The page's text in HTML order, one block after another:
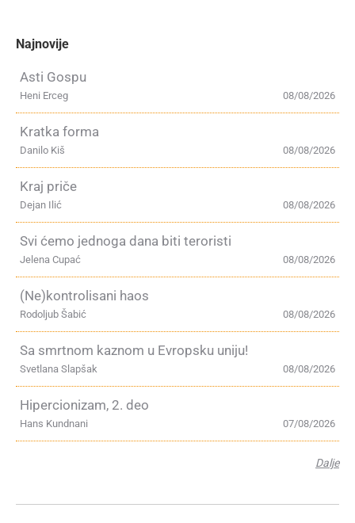
Najnovije
Asti Gospu
08/08/2026
Heni Erceg
Kratka forma
08/08/2026
Danilo Kiš
Kraj priče
08/08/2026
Dejan Ilić
Svi ćemo jednoga dana biti teroristi
08/08/2026
Jelena Cupać
(Ne)kontrolisani haos
08/08/2026
Rodoljub Šabić
Sa smrtnom kaznom u Evropsku uniju!
08/08/2026
Svetlana Slapšak
Hipercionizam, 2. deo
07/08/2026
Hans Kundnani
Dalje